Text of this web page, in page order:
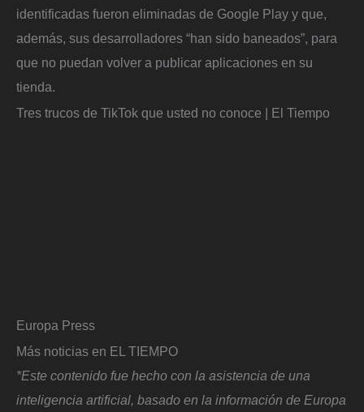
identificadas fueron eliminadas de Google Play y que,
además, sus desarrolladores “han sido baneados”, para
que no puedan volver a publicar aplicaciones en su
tienda.
Tres trucos de TikTok que usted no conoce | El Tiempo
Europa Press
Más noticias en EL TIEMPO
*Este contenido fue hecho con la asistencia de una
inteligencia artificial, basado en la información de Europa